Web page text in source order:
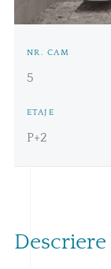
NR. CAM
5
ETAJE
P+2
Descriere